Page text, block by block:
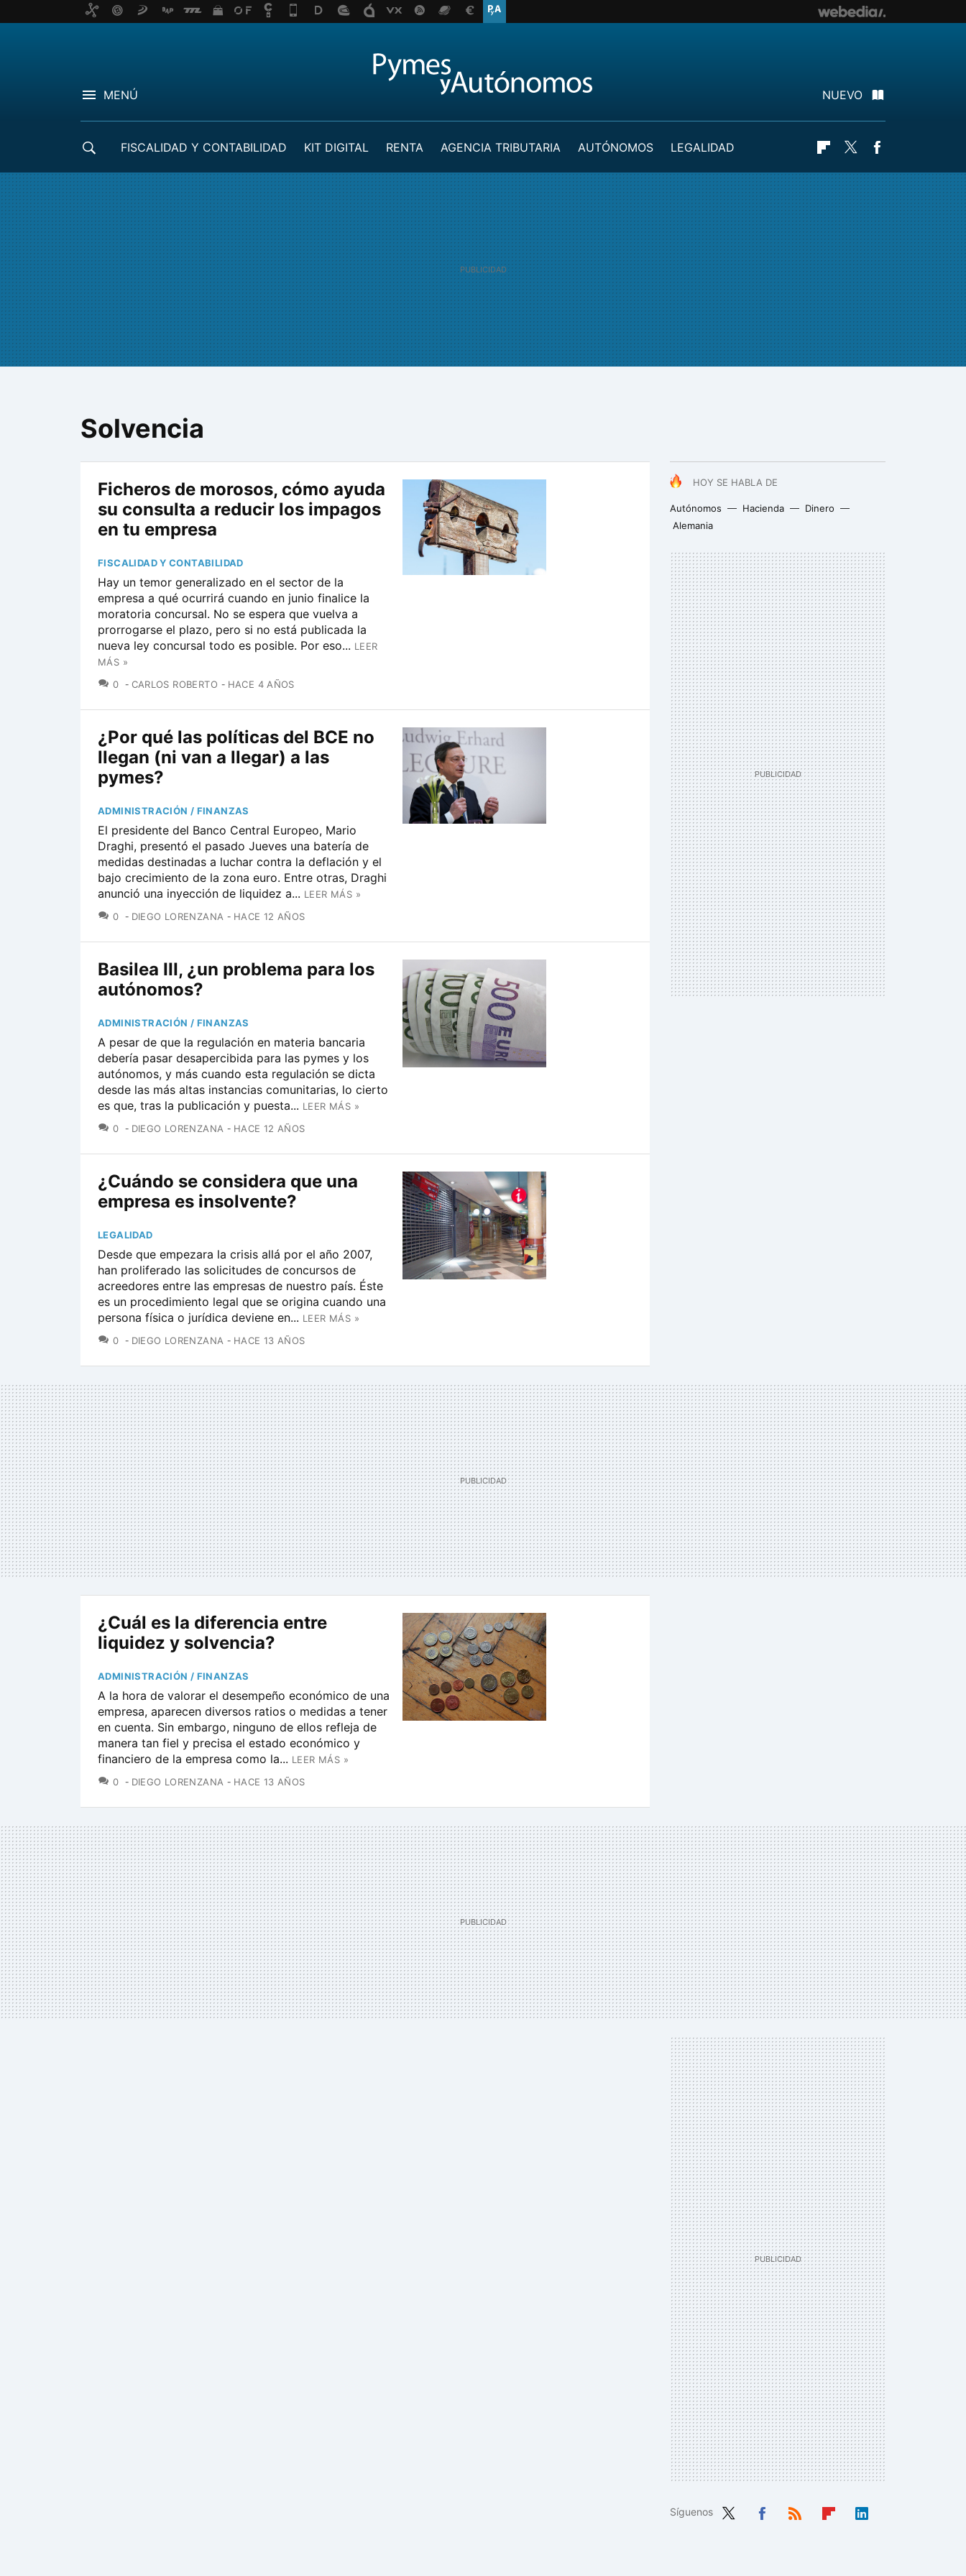
MENÚ NUEVO
FISCALIDAD Y CONTABILIDAD KIT DIGITAL RENTA AGENCIA TRIBUTARIA AUTÓNOMOS
LEGALIDAD
Flipboard
Twitter
Solvencia
HOY SE HABLA DE
Autónomos Hacienda
Dinero
Alemania
Ficheros de morosos, cómo ayuda
su consulta a reducir los impagos
en tu empresa
FISCALIDAD Y CONTABILIDAD
Hay un temor generalizado en el sector de la
empresa a qué ocurrirá cuando en junio finalice la
moratoria concursal. No se espera que vuelva a
prorrogarse el plazo, pero si no está publicada la
nueva ley concursal todo es posible. Por eso... LEER
MÁS »
0 COMENTARIOS
CARLOS ROBERTO HACE 4 AÑOS
¿Por qué las políticas del BCE no
llegan (ni van a llegar) a las
pymes?
ADMINISTRACIÓN / FINANZAS
El presidente del Banco Central Europeo, Mario
Draghi, presentó el pasado Jueves una batería de
medidas destinadas a luchar contra la deflación y el
bajo crecimiento de la zona euro. Entre otras, Draghi
anunció una inyección de liquidez a... LEER MÁS »
0 COMENTARIOS
DIEGO LORENZANA HACE 12 AÑOS
Basilea III, ¿un problema para los
autónomos?
ADMINISTRACIÓN / FINANZAS
A pesar de que la regulación en materia bancaria
debería pasar desapercibida para las pymes y los
autónomos, y más cuando esta regulación se dicta
desde las más altas instancias comunitarias, lo cierto
es que, tras la publicación y puesta... LEER MÁS »
0 COMENTARIOS
DIEGO LORENZANA HACE 12 AÑOS
¿Cuándo se considera que una
empresa es insolvente?
LEGALIDAD
Desde que empezara la crisis allá por el año 2007,
han proliferado las solicitudes de concursos de
acreedores entre las empresas de nuestro país. Éste
es un procedimiento legal que se origina cuando una
persona física o jurídica deviene en... LEER MÁS »
0 COMENTARIOS
DIEGO LORENZANA HACE 13 AÑOS
¿Cuál es la diferencia entre
liquidez y solvencia?
ADMINISTRACIÓN / FINANZAS
A la hora de valorar el desempeño económico de una
empresa, aparecen diversos ratios o medidas a tener
en cuenta. Sin embargo, ninguno de ellos refleja de
manera tan fiel y precisa el estado económico y
financiero de la empresa como la... LEER MÁS »
0 COMENTARIOS
DIEGO LORENZANA HACE 13 AÑOS
Síguenos